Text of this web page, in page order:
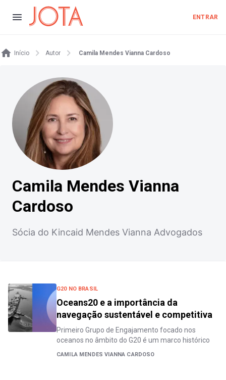
ENTRAR
Início Autor Camila Mendes Vianna Cardoso
Camila Mendes Vianna
Cardoso
Sócia do Kincaid Mendes Vianna Advogados
G20 NO BRASIL
Oceans20 e a importância da
navegação sustentável e competitiva
Primeiro Grupo de Engajamento focado nos
oceanos no âmbito do G20 é um marco histórico
CAMILA MENDES VIANNA CARDOSO